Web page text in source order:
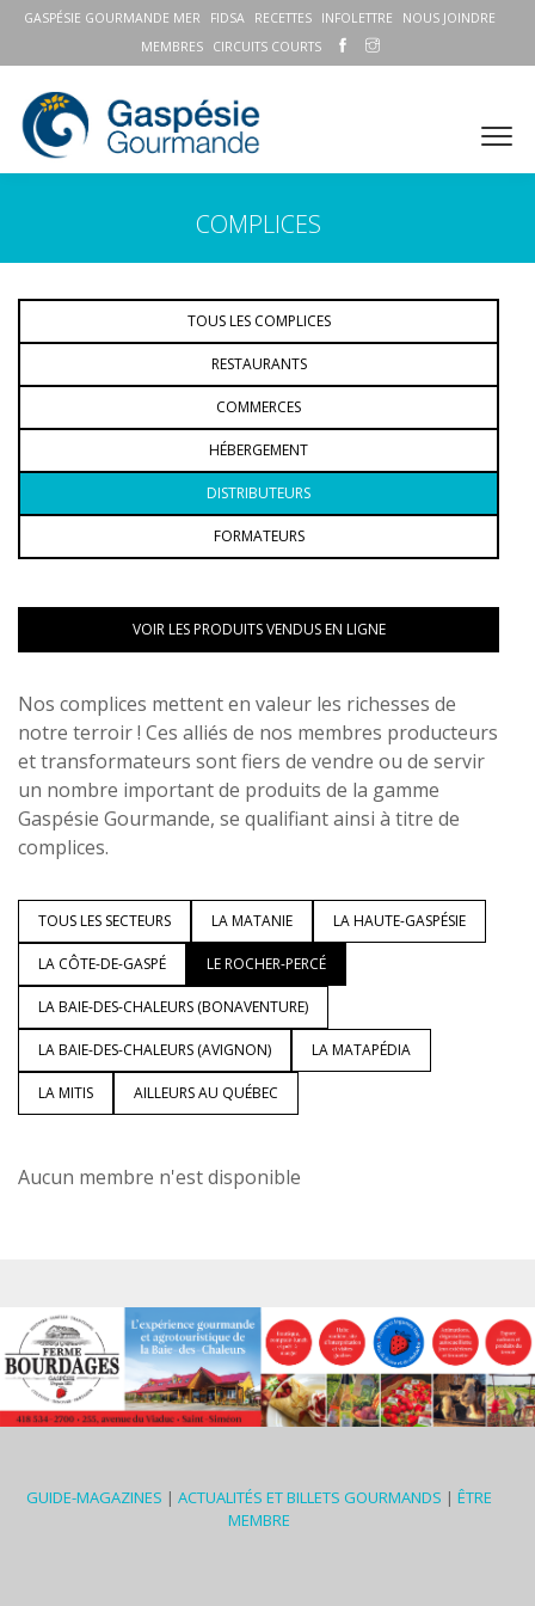
GASPÉSIE GOURMANDE MER FIDSA RECETTES INFOLETTRE
NOUS JOINDRE
MEMBRES
CIRCUITS COURTS
COMPLICES
TOUS LES COMPLICES
RESTAURANTS
COMMERCES
HÉBERGEMENT
DISTRIBUTEURS
FORMATEURS
VOIR LES PRODUITS VENDUS EN LIGNE
Nos complices mettent en valeur les richesses de
notre terroir ! Ces alliés de nos membres producteurs
et transformateurs sont fiers de vendre ou de servir
un nombre important de produits de la gamme
Gaspésie Gourmande, se qualifiant ainsi à titre de
complices.
TOUS LES SECTEURS LA MATANIE LA HAUTE-GASPÉSIE
LA CÔTE-DE-GASPÉ LE ROCHER-PERCÉ
LA BAIE-DES-CHALEURS (BONAVENTURE)
LA BAIE-DES-CHALEURS (AVIGNON) LA MATAPÉDIA
LA MITIS AILLEURS AU QUÉBEC
Aucun membre n'est disponible
GUIDE-MAGAZINES | ACTUALITÉS ET BILLETS GOURMANDS | ÊTRE
MEMBRE